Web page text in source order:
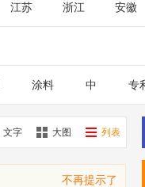
江苏 浙江 安徽
涂料 中 专
文字 大图 列表
不再提示了